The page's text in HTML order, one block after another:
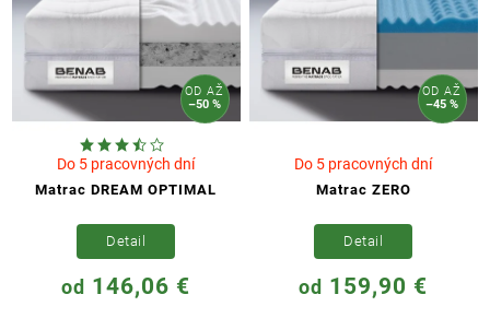
ODAŽ
–50 %
Matrac DREAM OPTIMAL
Do 5 pracovných dní
od 146,06 €
Detail
ODAŽ
–45 %
Matrac ZERO
Do 5 pracovných dní
od 159,90 €
Detail